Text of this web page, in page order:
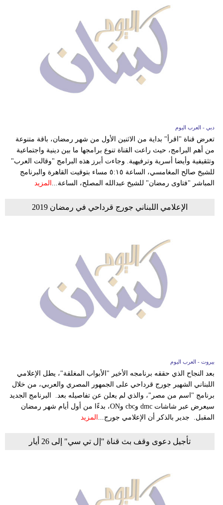
دبي - العرب اليوم
تعرض قناة "اقرأ" بداية من الاثنين الأول من شهر رمضان، باقة متنوعة
من أهم البرامج، حيث راعت القناة تنوع برامجها ما بين دينية واجتماعية
وتثقيفية وأيضا أسرية وترفيهية. وجاءت أبرز هذه البرامج "وقالت العرب"
للشيخ صالح المغامسي، الساعة ٥:١٥ مساء بتوقيت القاهرة والبرنامج
المباشر "فتاوى رمضان" للشيخ عبدالله المصلح، الساعة... المزيد
الإعلامي اللبناني جورج قرداحي في رمضان 2019
بيروت - العرب اليوم
بعد النجاح الذي حققه برنامجه الأخير "الأبواب المغلقة"، يطل الإعلامي
اللبناني الشهير جورج قرداحي على الجمهور المصري والعربي، من خلال
برنامج "اسم من مصر"، والذي لم يعلن عن تفاصيله بعد. البرنامج الجديد
سيعرض عبر شاشات dmc وcbc وON، بدءًا من أول أيام شهر رمضان
المقبل. جدير بالذكر أن الإعلامي جورج... المزيد
تأجيل دعوى وقف بث قناة "إل تي سي" إلى 26 أيار